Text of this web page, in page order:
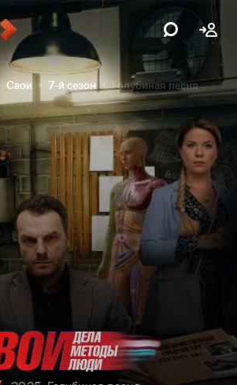
Свои 7-й сезон Голубиная песня